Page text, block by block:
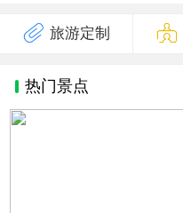
旅游定制
热门景点